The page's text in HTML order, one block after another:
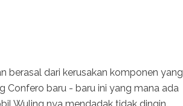
berasal dari kerusakan komponen yang
Confero baru - baru ini yang mana ada